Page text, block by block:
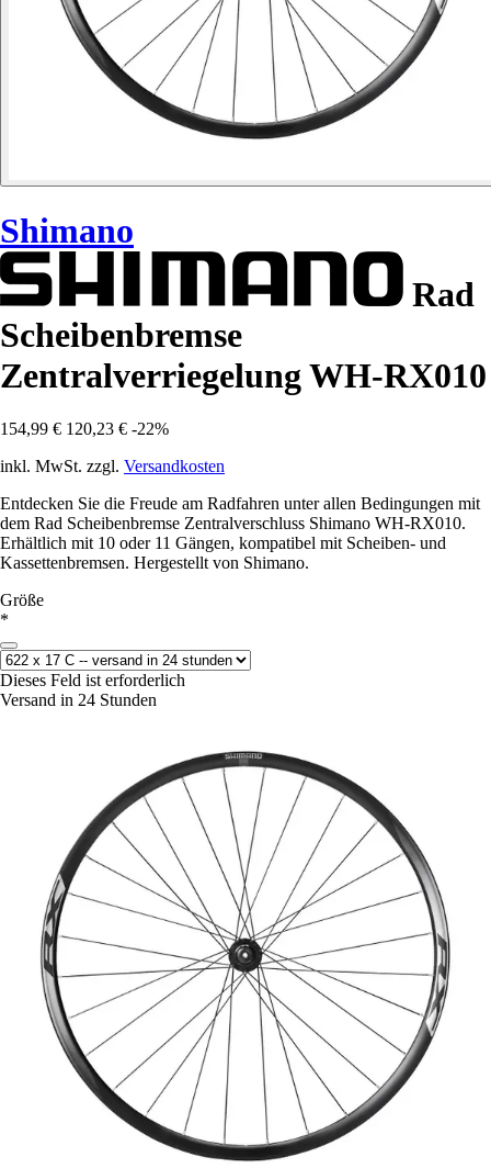
Shimano
Rad
Scheibenbremse
Zentralverriegelung WH-RX010
154,99 € 120,23 € -22%
inkl. MwSt. zzgl. Versandkosten
Entdecken Sie die Freude am Radfahren unter allen Bedingungen mit
dem Rad Scheibenbremse Zentralverschluss Shimano WH-RX010.
Erhältlich mit 10 oder 11 Gängen, kompatibel mit Scheiben- und
Kassettenbremsen. Hergestellt von Shimano.
Größe
*
Dieses Feld ist erforderlich
Versand in 24 Stunden